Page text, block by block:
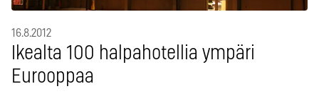
16.8.2012
Ikealta 100 halpahotellia ympäri
Eurooppaa